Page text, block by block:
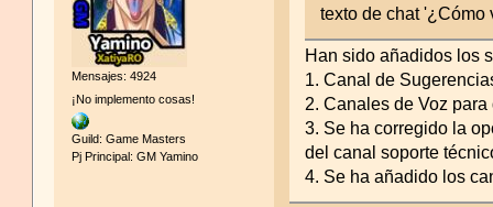
Mensajes: 4924
¡No implemento cosas!
Guild: Game Masters
Pj Principal: GM Yamino
texto de chat '¿Cómo
Han sido añadidos los
1. Canal de
2. Canales de Voz
3. Se ha corregido la
del canal soporte
4. Se ha añadido los